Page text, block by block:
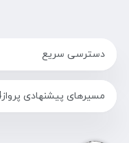
دسترسی سریع
مسیرهای پیشنهادی پرواز24